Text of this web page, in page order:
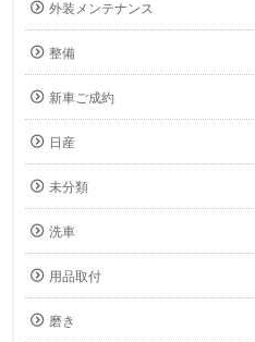
外装メンテナンス
整備
新車ご成約
日産
未分類
洗車
用品取付
磨き